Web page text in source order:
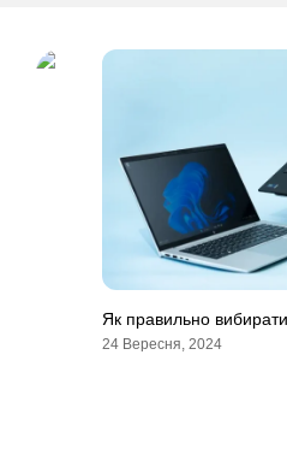
Як правильно вибирати
24 Вересня, 2024